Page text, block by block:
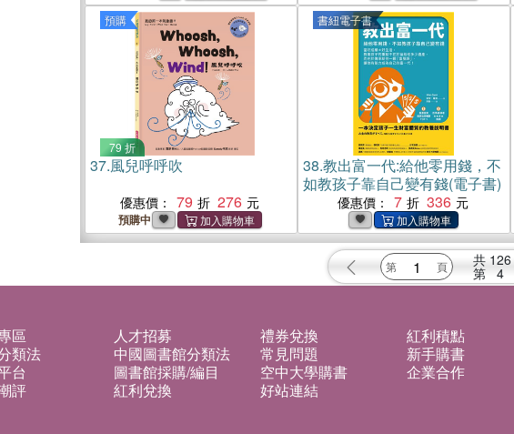
預購
79 折
37.風兒呼呼吹
優惠價： 79 276
預購中
書紐電子書
38.教出富一代:給他零用錢，不
如教孩子靠自己變有錢(電子書)
優惠價： 7 336
共 126
第 4
區 人才招募 禮券兌換
紅利積點
類法 中國圖書館分類法 常見問題
新手購書
台 圖書館採購/編目 空中大學購書
企業合作
評 紅利兌換 好站連結